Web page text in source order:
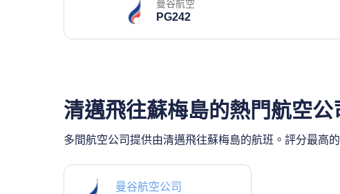
曼谷航空
PG242
清邁飛往蘇梅島的熱門航空公
多間航空公司提供由清邁飛往蘇梅島的航班。評分最高
曼谷航空公司